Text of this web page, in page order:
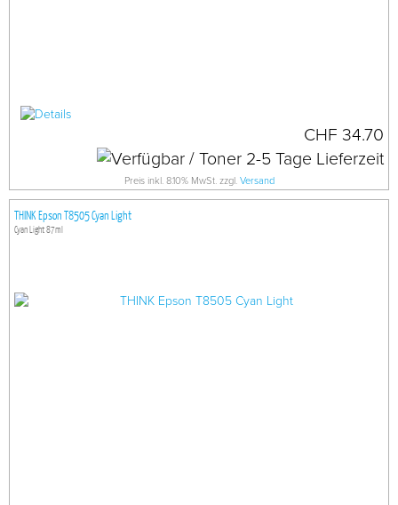
CHF 34.70
Preis inkl. 8.10% MwSt. zzgl. Versand
THINK Epson T8505 Cyan Light
Cyan Light 87ml